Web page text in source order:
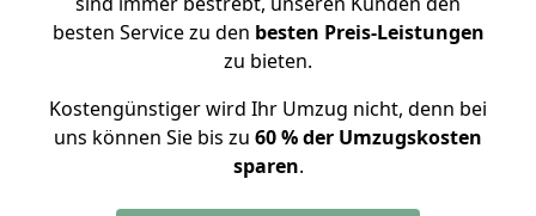
besten Service zu den besten Preis-Leistungen
zu bieten.
Kostengünstiger wird Ihr Umzug nicht, denn bei
uns können Sie bis zu 60 % der Umzugskosten
sparen.